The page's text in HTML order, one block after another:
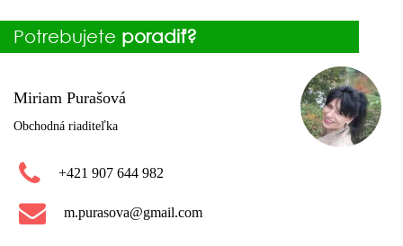
Potrebujete poradiť?
Miriam Purašová
Obchodná riaditeľka
+421 907 644 982
m.purasova@gmail.com